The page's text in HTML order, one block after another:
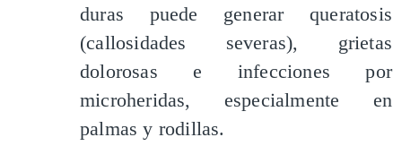
duras puede generar queratosis
(callosidades severas), grietas
dolorosas e infecciones por
microheridas, especialmente en
palmas y rodillas.